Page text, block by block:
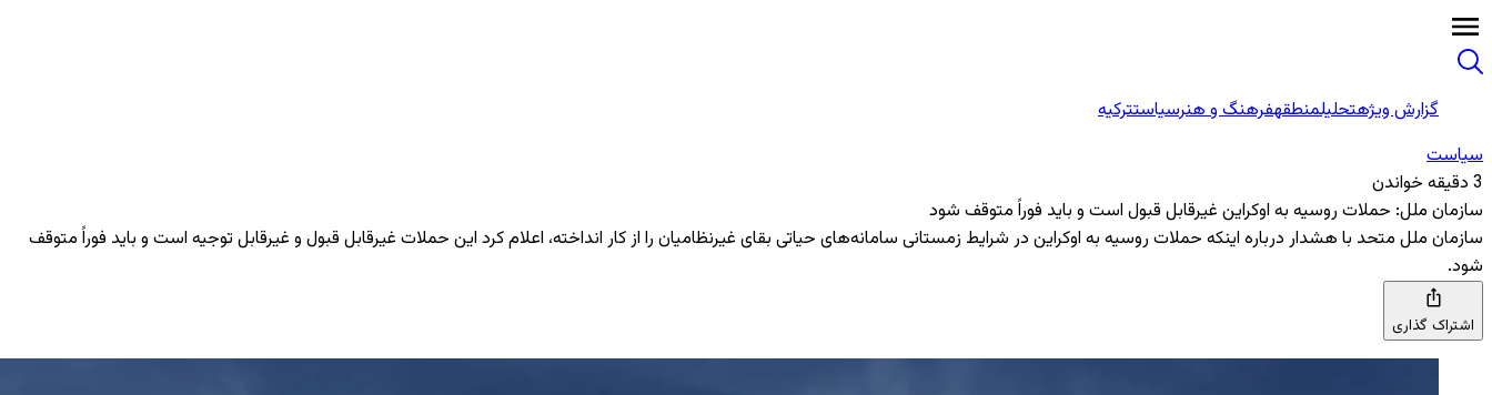
گزارش ویژهتحلیلمنطقهفرهنگ و هنرسیاستترکیه
سیاست
3 دقیقه خواندن
سازمان ملل: حملات روسیه به اوکراین غیرقابل قبول است و باید فوراً متوقف شود
سازمان ملل متحد با هشدار درباره اینکه حملات روسیه به اوکراین در شرایط زمستانی سامانه‌های حیاتی بقای غیرنظامیان را از کار انداخته، اعلام کرد این حملات غیرقابل قبول و غیرقابل توجیه است و باید فوراً متوقف
شود.
اشتراک گذاری